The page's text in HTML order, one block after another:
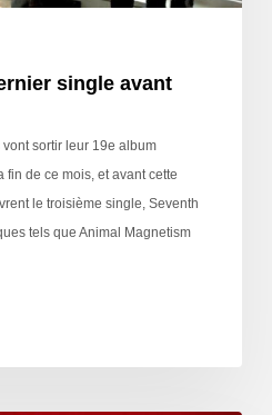
single avant
sortir leur 19e album
fin de ce mois, et avant cette
le troisième single, Seventh
tels que Animal Magnetism